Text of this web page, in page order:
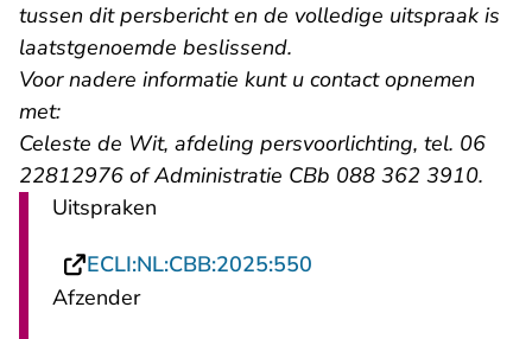
tussen dit persbericht en de volledige uitspraak is
laatstgenoemde beslissend.
Voor nadere informatie kunt u contact opnemen
met:
Celeste de Wit, afdeling persvoorlichting, tel. 06
22812976 of Administratie CBb 088 362 3910.
Uitspraken
ECLI:NL:CBB:2025:550
Afzender